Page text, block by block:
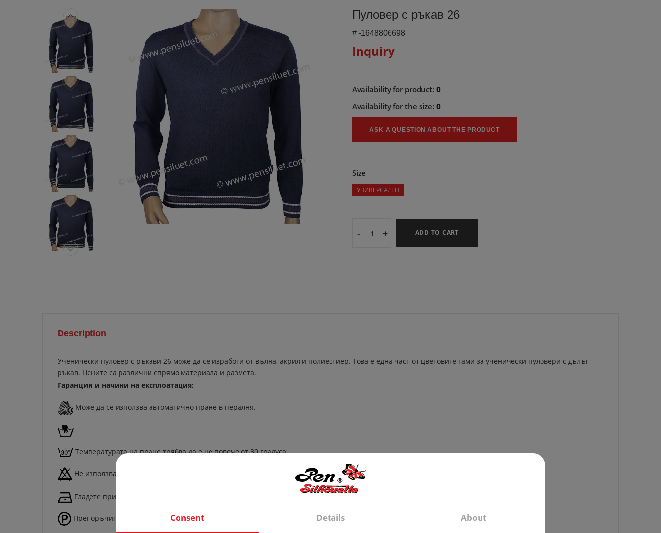
Пуловер с ръкав 26
#-1648806698
Inquiry
Availability for product:0
Availability for the size:0
ASK A QUESTION ABOUT THE PRODUCT
Size
УНИВЕРСАЛЕН
- + ADD TO CART
Description
Ученически пуловер с ръкави 26 може да се изработи от вълна, акрил и полиестиер. Това е една част от цветовите гами за ученически пуловери с дълъг
ръкав. Цените са различни спрямо материала и размета.
Гаранции и начини на експлоатация:
Може да се използва автоматично пране в пералня.
Температурата на пране трябва да е не повече от 30 градуса.
Не използвайте белина.
Гладете при температура 110 градуса.
Препоръчително професионално химическо чистене.
Consent Details About